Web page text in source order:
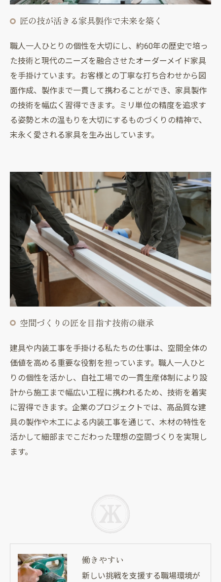
匠の技が活きる家具製作で未来を築く
職人一人ひとりの個性を大切にし、約60年の歴史で培っ
た技術と現代のニーズを融合させたオーダーメイド家具
を手掛けています。お客様との丁寧な打ち合わせから図
面作成、製作まで一貫して携わることができ、家具製作
の技術を幅広く習得できます。ミリ単位の精度を追求す
る姿勢と木の温もりを大切にするものづくりの精神で、
末永く愛される家具を生み出しています。
空間づくりの匠を目指す技術の継承
建具や内装工事を手掛ける私たちの仕事は、空間全体の
価値を高める重要な役割を担っています。職人一人ひと
りの個性を活かし、自社工場での一貫生産体制により設
計から施工まで幅広い工程に携われるため、技術を着実
に習得できます。企業のプロジェクトでは、高品質な建
具の製作や木工による内装工事を通じて、木材の特性を
活かして細部までこだわった理想の空間づくりを実現し
ます。
働きやすい
新しい挑戦を支援する職場環境が